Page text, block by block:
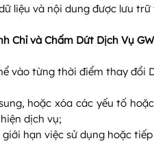
liệu và nội dung được lưu
Chỉ và Chấm Dứt Dịch Vụ
vào từng thời điểm thay đổi
hoặc xóa các yếu tố
dịch vụ;
hạn việc sử dụng hoặc